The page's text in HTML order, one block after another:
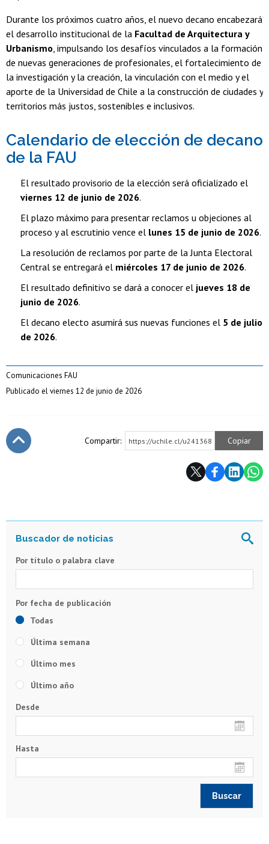
Durante los próximos cuatro años, el nuevo decano encabezará
el desarrollo institucional de la Facultad de Arquitectura y
Urbanismo , impulsando los desafíos vinculados a la formación
de nuevas generaciones de profesionales, el fortalecimiento de
la investigación y la creación, la vinculación con el medio y el
aporte de la Universidad de Chile a la construcción de ciudades y
territorios más justos, sostenibles e inclusivos.
Calendario de elección de decano
de la FAU
El resultado provisorio de la elección será oficializado el
viernes 12 de junio de 2026.
El plazo máximo para presentar reclamos u objeciones al
proceso y al escrutinio vence el lunes 15 de junio de 2026.
La resolución de reclamos por parte de la Junta Electoral
Central se entregará el miércoles 17 de junio de 2026.
El resultado definitivo se dará a conocer el jueves 18 de
junio de 2026.
El decano electo asumirá sus nuevas funciones el 5 de julio
de 2026.
Comunicaciones FAU
Publicado el viernes 12 de junio de 2026
Compartir: https://uchile.cl/u241368 Copiar
Por título o palabra clave
Todas
Última semana
Último mes
Último año
Desde
Hasta